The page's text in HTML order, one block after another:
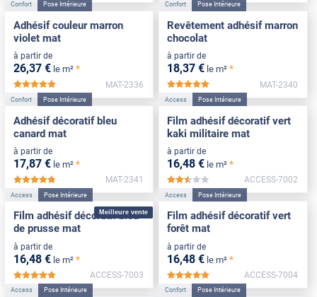
Confort Pose Intérieure
Adhésif couleur marron
violet mat
à partir de
26,37 € le m² *
*****
MAT-2336
Confort Pose Intérieure
Revêtement adhésif marron
chocolat
à partir de
18,37 € le m² *
MAT-2340
Confort Pose Intérieure
Adhésif décoratif bleu
canard mat
à partir de
17,87 € le m² *
*****
MAT-2341
Access Pose Intérieure
Film adhésif décoratif vert
kaki militaire mat
à partir de
16,48 € le m² *
*****
ACCESS-7002
Meilleure vente
Access Pose Intérieure
Film adhésif décoratif bleu
de prusse mat
à partir de
16,48 € le m² *
*****
ACCESS-7003
Access Pose Intérieure
Film adhésif décoratif vert
forêt mat
à partir de
16,48 € le m² *
ACCESS-7004
Access Pose Intérieure Confort Pose Intérieure